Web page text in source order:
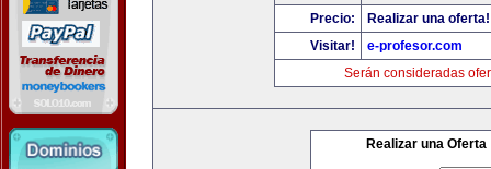
Precio:
Realizar una oferta!
Visitar!
e-profesor.com
Serán consideradas
Realizar una Oferta